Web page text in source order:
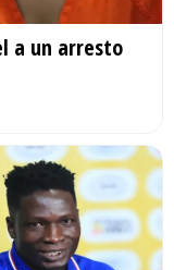
a un arresto